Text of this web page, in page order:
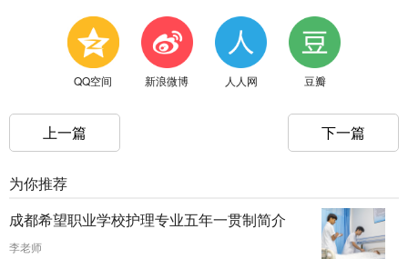
QQ空间 新浪微博 人人网 豆瓣
上一篇 下一篇
为你推荐
成都希望职业学校护理专业五年一贯制简介
李老师